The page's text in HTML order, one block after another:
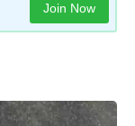
Join Now